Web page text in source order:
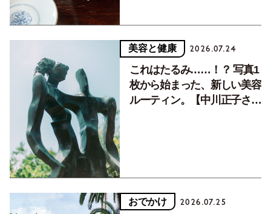
美容と健康 2026.07.24
これはたるみ……！？ 写真1
枚から始まった、新しい美容
ルーティン。【中川正子さん
おでかけ 2026.07.25